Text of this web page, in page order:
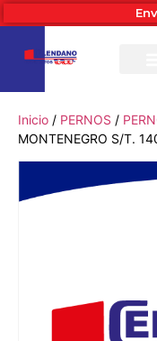
Inicio / PERNOS /
MONTENEGRO S/T.